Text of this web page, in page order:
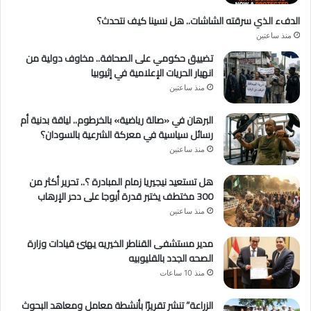
الدفء الذي سرقته الشاشات.. هل نسينا كيف نتحدث؟
منذ ساعتين
تضييق حكومي على الصحافة.. مخاوف دولية من
انهيار الحريات الإعلامية في إثيوبيا
منذ ساعتين
البرهان في «صالة رياضية» بالخرطوم.. لياقة بدنية أم
رسائل سياسية في معركة الشرعية بالسودان؟
منذ ساعتين
هل تستعيد نيجيريا زمام المبادرة ؟.. تحرير أكثر من
300 مختطف يختبر قدرة أبوجا على دحر الإرهاب
منذ ساعتين
مدير مستشفى القناطر الخيريه يهنئ قيادات وزارة
الصحه الجدد بالقليوبيه
منذ 10 ساعات
الزراعة” تنشر تقريرًا بأنشطة معامل ومعاهد البحوث